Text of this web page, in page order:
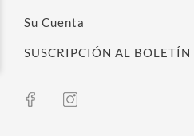
Su Cuenta
SUSCRIPCIÓN AL